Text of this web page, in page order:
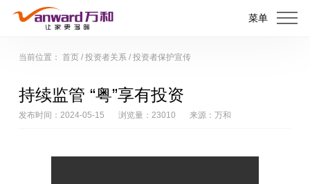
菜单
当前位置： 首页/ 投资者关系/ 投资者保护宣传
持续监管 “粤”享有投资
发布时间：2024-05-15 浏览量：23010 来源：万和